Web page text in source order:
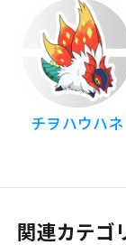
チヲハウハネ
関連カテゴ